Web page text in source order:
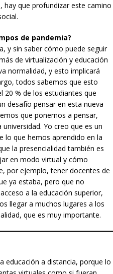
hay que profundizar este camino
de pandemia?
y sin saber cómo puede seguir
de virtualización y educación
normalidad, y esto implicará
todos sabemos que esto
20 % de los estudiantes que
desafío pensar en esta nueva
que ponernos a pensar,
Yo creo que es un
lo que hemos aprendido en la
la presencialidad también es
en modo virtual y cómo
por ejemplo, tener docentes de
ya estaba, pero que no
a la educación superior,
llegar a muchos lugares a los
que es muy importante.
educación a distancia, porque lo